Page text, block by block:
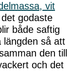
vit
godaste
både saftig
längden så att
den till
och det